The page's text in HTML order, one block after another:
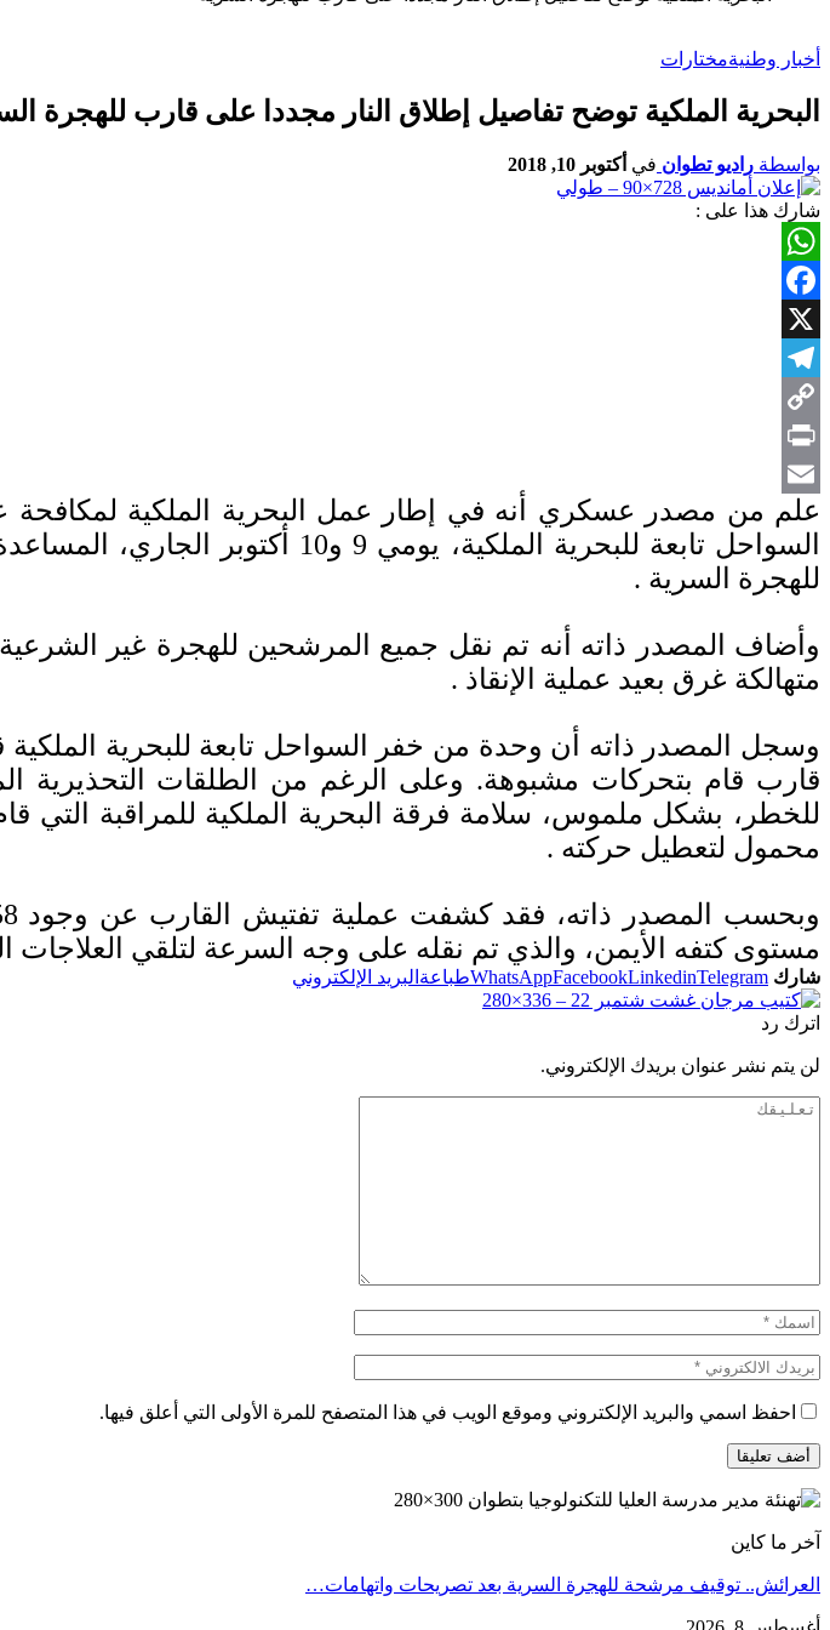
أخبار وطنيةمختارات
البحرية الملكية توضح تفاصيل إطلاق النار مجددا على قارب للهجرة
بواسطة راديو تطوان في أكتوبر 10, 2018
شارك هذا على :
WhatsApp
Facebook
X
Telegram
Copy
Link
Print
Email
علم من مصدر عسكري أنه في إطار عمل البحرية الملكية لمكافحة
للهجرة السرية .
وأضاف المصدر ذاته أنه تم نقل جميع المرشحين للهجرة غير
متهالكة غرق بعيد عملية الإنقاذ .
قارب قام بتحركات مشبوهة. وعلى الرغم من الطلقات التحذيرية
للخطر، بشكل ملموس، سلامة فرقة البحرية الملكية للمراقبة
محمول لتعطيل حركته .
مستوى كتفه الأيمن، والذي تم نقله على وجه السرعة لتلقي العلاجات
شارك WhatsAppFacebookLinkedinTelegram طباعة البريد الإلكتروني
اترك رد
لن يتم نشر عنوان بريدك الإلكتروني.
احفظ اسمي والبريد الإلكتروني وموقع الويب في هذا المتصفح للمرة الأولى التي أعلق فيها.
آخر ما كاين
العرائش.. توقيف مرشحة للهجرة السرية بعد تصريحات واتهامات…